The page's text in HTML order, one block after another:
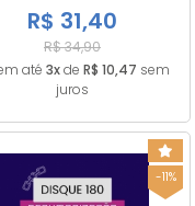
R$ 31,40
R$ 34,90
até 3xde R$ 10,47 sem
juros
-11%